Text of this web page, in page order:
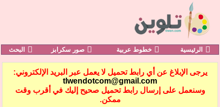
الرئيسية خطوط عربية صور سكرابز البحث
يرجى الإبلاغ عن أي رابط تحميل لا يعمل عبر البريد الإلكتروني:
tlwendotcom@gmail.com
وسنعمل على إرسال رابط تحميل صحيح إليك في أقرب وقت
ممكن.